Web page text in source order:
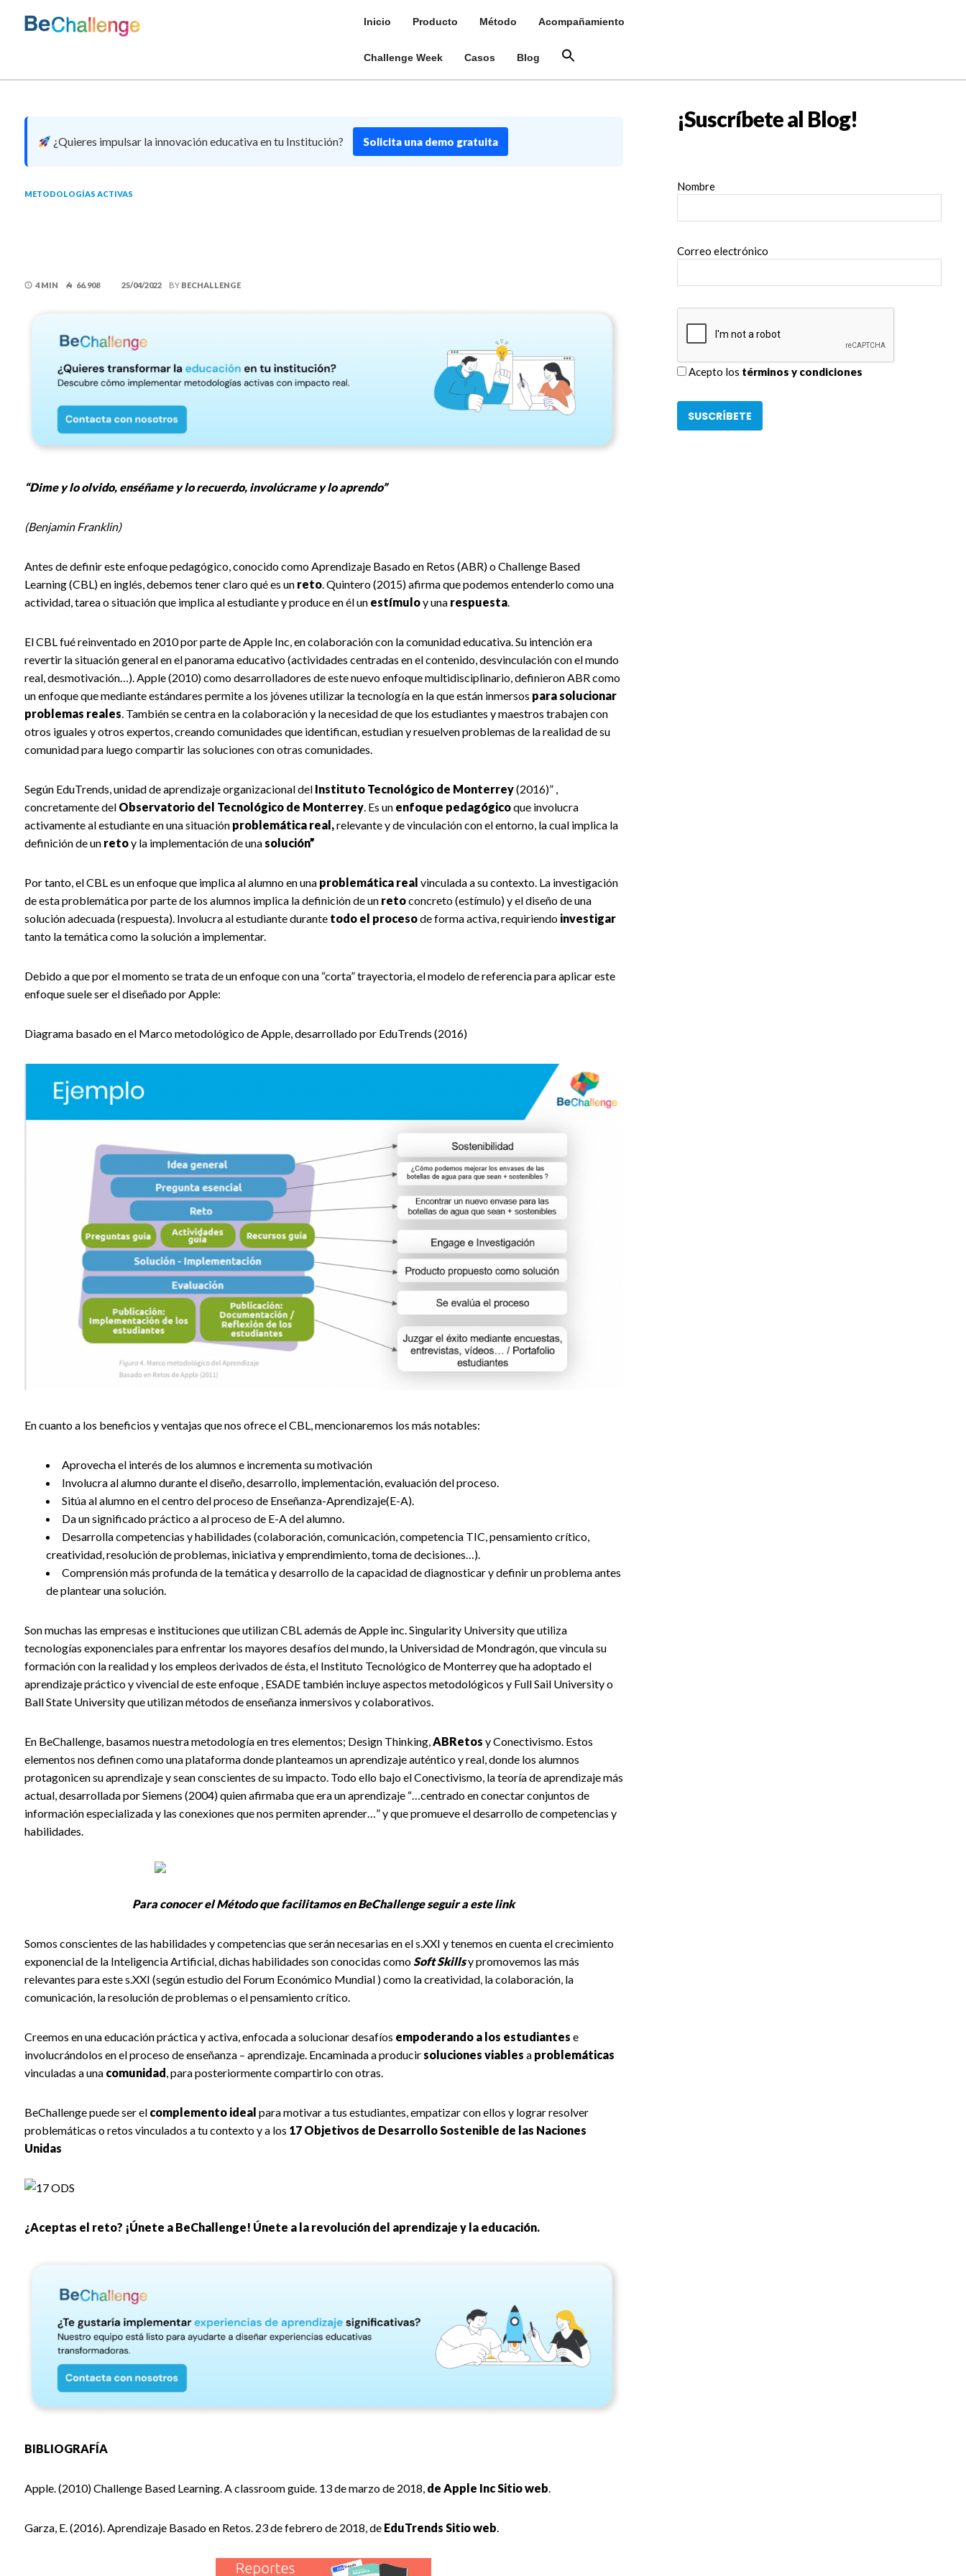
Inicio Producto Método Acompañamiento
Challenge Week Casos Blog
¿Quieres impulsar la innovación educativa en tu Institución? Solicita una demo gratuita
METODOLOGÍAS ACTIVAS
4 MIN 66.908 25/04/2022 BY BECHALLENGE
“Dime y lo olvido, enséñame y lo recuerdo, involúcrame y lo aprendo”
(Benjamin Franklin)
Antes de definir este enfoque pedagógico, conocido como Aprendizaje Basado en Retos (ABR) o Challenge Based
Learning (CBL) en inglés, debemos tener claro qué es un reto. Quintero (2015) afirma que podemos entenderlo como una
actividad, tarea o situación que implica al estudiante y produce en él un estímuloy una respuesta.
El CBL fué reinventado en 2010 por parte de Apple Inc, en colaboración con la comunidad educativa. Su intención era
revertir la situación general en el panorama educativo (actividades centradas en el contenido, desvinculación con el mundo
real, desmotivación…). Apple (2010) como desarrolladores de este nuevo enfoque multidisciplinario, definieron ABR como
un enfoque que mediante estándares permite a los jóvenes utilizar la tecnología en la que están inmersos para solucionar
problemas reales. También se centra en la colaboración y la necesidad de que los estudiantes y maestros trabajen con
otros iguales y otros expertos, creando comunidades que identifican, estudian y resuelven problemas de la realidad de su
comunidad para luego compartir las soluciones con otras comunidades.
Según EduTrends, unidad de aprendizaje organizacional del Instituto Tecnológico de Monterrey(2016)” ,
concretamente del Observatorio del Tecnológico de Monterrey. Es un enfoque pedagógicoque involucra
activamente al estudiante en una situación problemática real,relevante y de vinculación con el entorno, la cual implica la
definición de un retoy la implementación de unasolución”
Por tanto, el CBL es un enfoque que implica al alumno en una problemática real vinculada a su contexto. La investigación
de esta problemática por parte de los alumnos implica la definición de un retoconcreto (estímulo) y el diseño de una
solución adecuada (respuesta). Involucra al estudiante durante todo el procesode forma activa, requiriendo investigar
tanto la temática como la solución a implementar.
Debido a que por el momento se trata de un enfoque con una “corta” trayectoria, el modelo de referencia para aplicar este
enfoque suele ser el diseñado por Apple:
Diagrama basado en el Marco metodológico de Apple, desarrollado por EduTrends (2016)
En cuanto a los beneficios y ventajas que nos ofrece el CBL, mencionaremos los más notables:
Aprovecha el interés de los alumnos e incrementa su motivación
Involucra al alumno durante el diseño, desarrollo, implementación, evaluación del proceso.
Sitúa al alumno en el centro del proceso de Enseñanza-Aprendizaje(E-A).
Da un significado práctico a al proceso de E-A del alumno.
Desarrolla competencias y habilidades (colaboración, comunicación, competencia TIC, pensamiento crítico,
creatividad, resolución de problemas, iniciativa y emprendimiento, toma de decisiones…).
Comprensión más profunda de la temática y desarrollo de la capacidad de diagnosticar y definir un problema antes
de plantear una solución.
Son muchas las empresas e instituciones que utilizan CBL además de Apple inc. Singularity Universityque utiliza
tecnologías exponenciales para enfrentar los mayores desafíos del mundo, la Universidad de Mondragón, que vincula su
formación con la realidad y los empleos derivados de ésta, el Instituto Tecnológico de Monterreyque ha adoptado el
aprendizaje práctico y vivencial de este enfoque , ESADEtambién incluye aspectos metodológicos y Full Sail Universityo
Ball State Universityque utilizan métodos de enseñanza inmersivos y colaborativos.
En BeChallenge, basamos nuestra metodología en tres elementos; Design Thinking, ABRetos y Conectivismo. Estos
elementos nos definen como una plataforma donde planteamos un aprendizaje auténtico y real, donde los alumnos
protagonicen su aprendizaje y sean conscientes de su impacto. Todo ello bajo el Conectivismo, la teoría de aprendizaje más
actual, desarrollada por Siemens (2004) quien afirmaba que era un aprendizaje “…centrado en conectar conjuntos de
información especializada y las conexiones que nos permiten aprender…” y que promueve el desarrollo de competencias y
habilidades.
Para conocer el Método que facilitamos en BeChallenge seguir a este link
Somos conscientes de las habilidades y competencias que serán necesarias en el s.XXI y tenemos en cuenta el crecimiento
exponencial de la Inteligencia Artificial, dichas habilidades son conocidas como Soft Skillsy promovemos las más
relevantes para este s.XXI (segúnestudio del Forum Económico Mundial) como la creatividad, la colaboración, la
comunicación, la resolución de problemas o el pensamiento crítico.
Creemos en una educación práctica y activa, enfocada a solucionar desafíos empoderando a los estudiantes e
involucrándolos en el proceso de enseñanza – aprendizaje. Encaminada a producirsoluciones viables a problemáticas
vinculadas a una comunidad , para posteriormente compartirlo con otras.
BeChallengepuede ser elcomplemento ideal para motivar a tus estudiantes, empatizar con ellos y lograr resolver
problemáticas o retos vinculados a tu contexto y a los 17 Objetivos de Desarrollo Sostenible de las Naciones
Unidas
¿Aceptas el reto? ¡Únete a BeChallenge! Únete a la revolución del aprendizaje y la educación.
BIBLIOGRAFÍA
Apple. (2010) Challenge Based Learning. A classroom guide. 13 de marzo de 2018, de Apple Inc Sitio web.
Garza, E. (2016). Aprendizaje Basado en Retos. 23 de febrero de 2018, de EduTrends Sitio web.
¡Suscríbete al Blog!
Nombre
Correo electrónico
Acepto los términos y condiciones